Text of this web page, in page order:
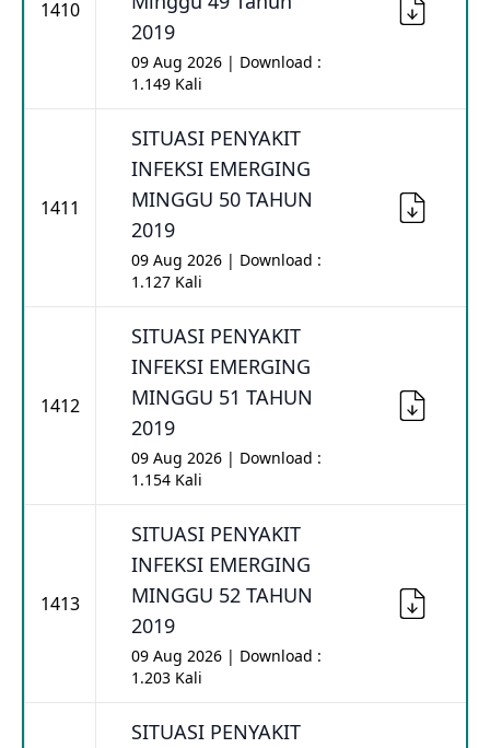
1410
2019
09 Aug 2026 | Download :
1.149 Kali
1411
SITUASI PENYAKIT
INFEKSI EMERGING
MINGGU 50 TAHUN
2019
09 Aug 2026 | Download :
1.127 Kali
1412
SITUASI PENYAKIT
INFEKSI EMERGING
MINGGU 51 TAHUN
2019
09 Aug 2026 | Download :
1.154 Kali
1413
SITUASI PENYAKIT
INFEKSI EMERGING
MINGGU 52 TAHUN
2019
09 Aug 2026 | Download :
1.203 Kali
SITUASI PENYAKIT